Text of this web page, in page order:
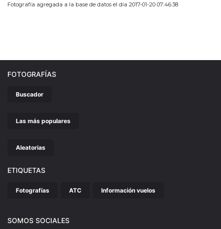
Fotografía agregada a la base de datos el día 2017-01-20 07:46:38
FOTOGRAFÍAS
Buscador
Las más populares
Aleatorias
ETIQUETAS
Fotografías ATC Información vuelos
SOMOS SOCIALES